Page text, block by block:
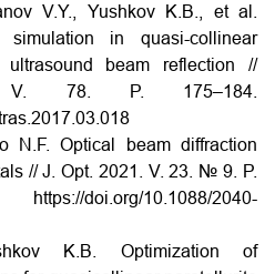
V.Y., Yushkov K.B., et al.
in quasi-collinear
beam reflection //
V. 78. P. 175–184.
N.F. Optical beam diffraction
// J. Opt. 2021. V. 23. № 9. P.
doi.org/10.1088/2040-
K.B. Optimization of